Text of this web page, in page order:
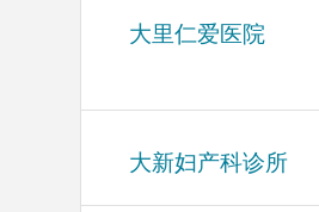
大里仁爱医院
大新妇产科诊所